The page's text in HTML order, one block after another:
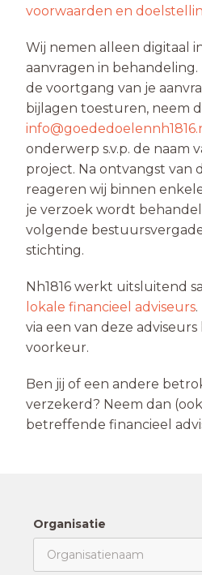
voorwaarden en
Wij nemen alleen digitaal
aanvragen in
de voortgang van je
bijlagen toesturen, neem
onderwerp s.v.p. de naam
project. Na ontvangst van
reageren wij binnen
je verzoek wordt
volgende
stichting.
Nh1816 werkt uitsluitend
lokale financieel adviseurs
via een van deze
voorkeur.
Ben jij of een andere
verzekerd? Neem dan
betreffende financieel
Organisatie